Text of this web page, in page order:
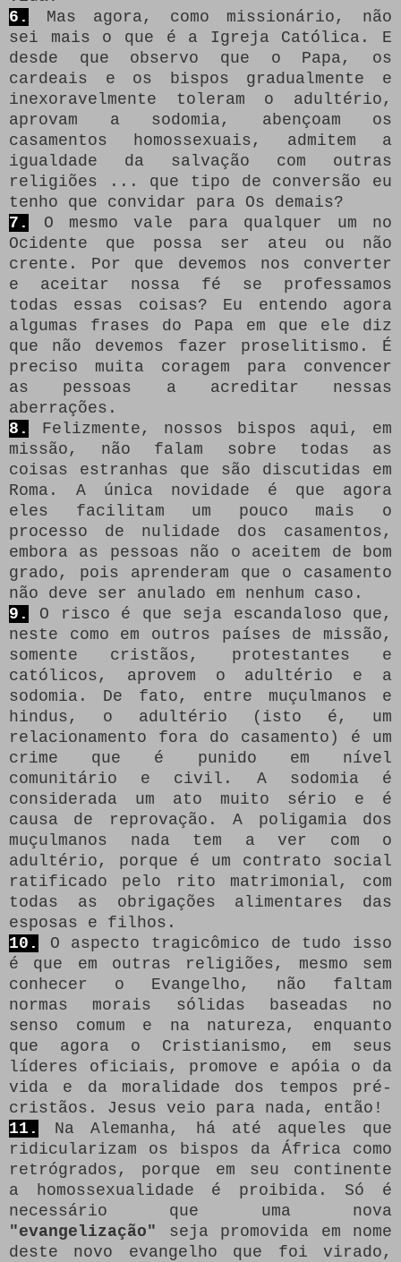
6.
Mas agora, como missionário, não
sei mais o que é a Igreja Católica.
E
desde que observo que o Papa, os
cardeais e os bispos gradualmente e
inexoravelmente toleram o adultério,
aprovam a sodomia, abençoam os
casamentos homossexuais, admitem a
igualdade da salvação com outras
religiões ... que tipo de conversão eu
tenho que convidar para Os demais?
7.
O mesmo vale para qualquer um no
Ocidente que possa ser ateu ou não
crente.
Por que devemos nos converter
e aceitar nossa fé se professamos
todas essas coisas?
Eu entendo agora
algumas frases do Papa em que ele diz
que não devemos fazer proselitismo.
É
preciso muita coragem para convencer
as pessoas a acreditar nessas
aberrações.
8.
Felizmente, nossos bispos aqui, em
missão, não falam sobre todas as
coisas estranhas que são discutidas em
Roma.
A única novidade é que agora
eles facilitam um pouco mais o
processo de nulidade dos casamentos,
embora as pessoas não o aceitem de bom
grado, pois aprenderam que o casamento
não deve ser anulado em nenhum caso.
9.
O risco é que seja escandaloso que,
neste como em outros países de missão,
somente cristãos, protestantes e
católicos, aprovem o adultério e a
sodomia.
De fato, entre muçulmanos e
hindus, o adultério (isto é, um
relacionamento fora do casamento) é um
crime que é punido em nível
comunitário e civil.
A sodomia é
considerada um ato muito sério e é
causa de reprovação.
A poligamia dos
muçulmanos nada tem a ver com o
adultério, porque é um contrato social
ratificado pelo rito matrimonial, com
todas as obrigações alimentares das
esposas e filhos.
10.
O aspecto tragicômico de tudo isso
é que em outras religiões, mesmo sem
conhecer o Evangelho, não faltam
normas morais sólidas baseadas no
senso comum e na natureza, enquanto
que agora o Cristianismo, em seus
líderes oficiais, promove e apóia o da
vida e da moralidade dos tempos pré-
cristãos.
Jesus veio para nada, então!
11.
Na Alemanha, há até aqueles que
ridicularizam os bispos da África como
retrógrados, porque em seu continente
a homossexualidade é proibida.
Só é
necessário que uma nova
"evangelização" seja promovida em nome
deste novo evangelho que foi virado,